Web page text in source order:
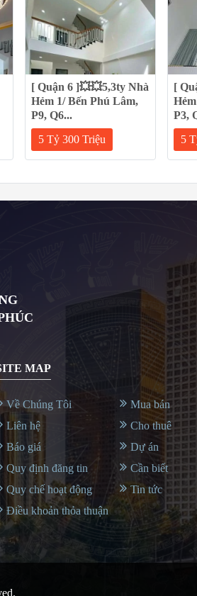
[ Quận 6 ]💥💥5,3ty Nhà
Hẻm 1/ Bến Phú Lâm,
P9, Q6...
5 Tỷ 300 Triệu
[
P3,
5
MAP
Về Chúng Tôi
Liên hệ
Báo giá
Quy định đăng tin
Quy chế hoạt động
Điều khoản thỏa thuận
Mua bán
Cho thuê
Dự án
Cần biết
Tin tức